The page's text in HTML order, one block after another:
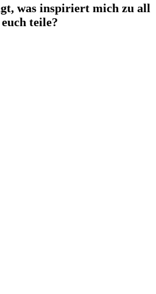
was inspiriert mich zu all
teile?